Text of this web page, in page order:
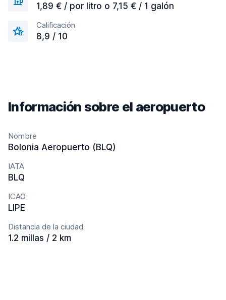
1,89 € / por litro o 7,15 € / 1 galón
Calificación
8,9 / 10
Información sobre el aeropuerto
Nombre
Bolonia Aeropuerto (BLQ)
IATA
BLQ
ICAO
LIPE
Distancia de la ciudad
1.2 millas / 2 km